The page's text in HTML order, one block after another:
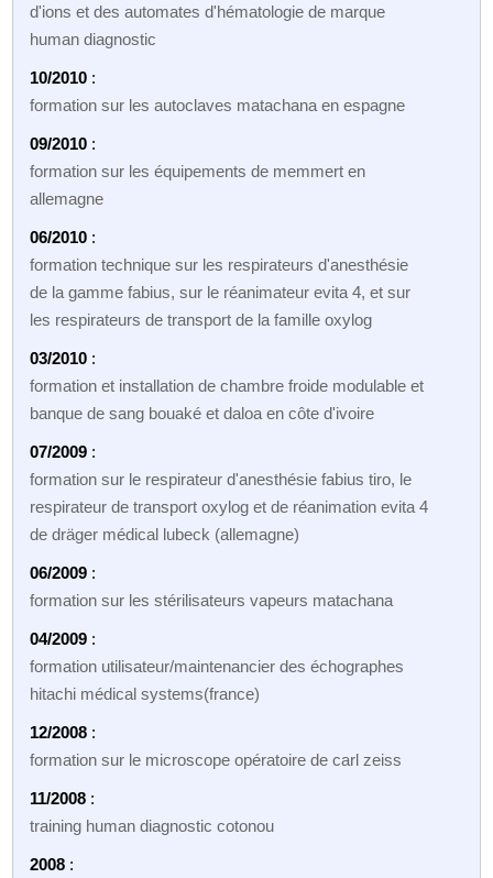
d'ions et des automates d'hématologie de marque
human diagnostic
10/2010 :
formation sur les autoclaves matachana en espagne
09/2010 :
formation sur les équipements de memmert en
allemagne
06/2010 :
formation technique sur les respirateurs d'anesthésie
de la gamme fabius, sur le réanimateur evita 4, et sur
les respirateurs de transport de la famille oxylog
03/2010 :
formation et installation de chambre froide modulable et
banque de sang bouaké et daloa en côte d'ivoire
07/2009 :
formation sur le respirateur d'anesthésie fabius tiro, le
respirateur de transport oxylog et de réanimation evita 4
de dräger médical lubeck (allemagne)
06/2009 :
formation sur les stérilisateurs vapeurs matachana
04/2009 :
formation utilisateur/maintenancier des échographes
hitachi médical systems(france)
12/2008 :
formation sur le microscope opératoire de carl zeiss
11/2008 :
training human diagnostic cotonou
2008 :